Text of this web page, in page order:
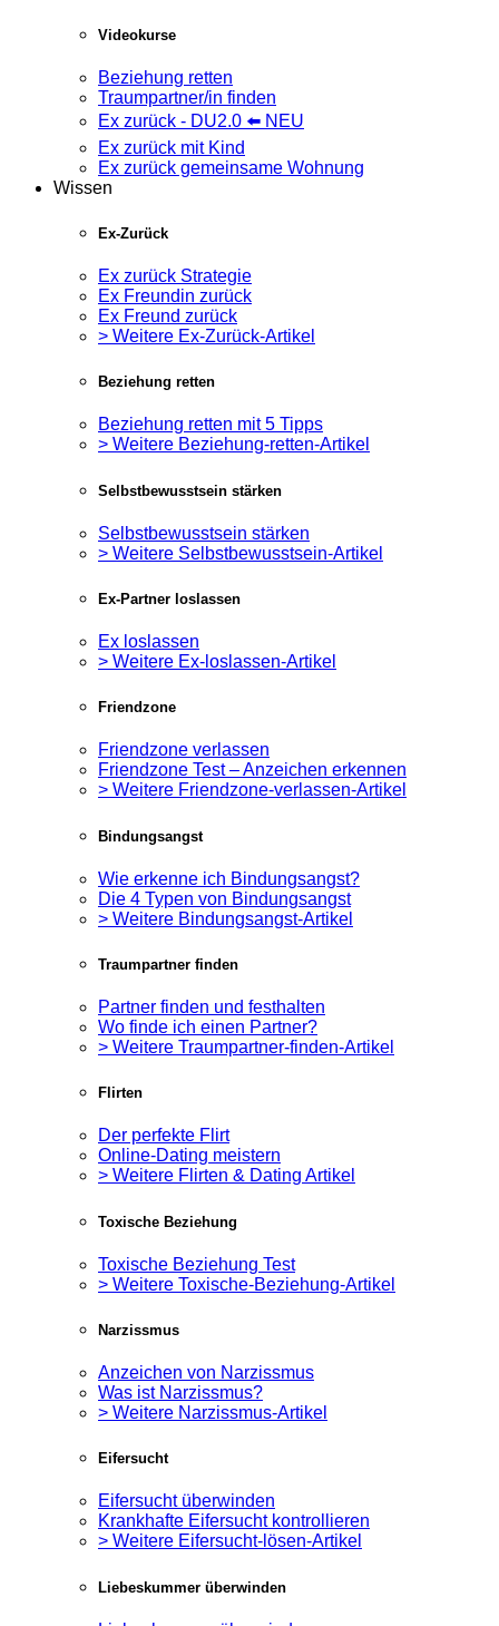
Videokurse
Beziehung retten
Traumpartner/in finden
Ex zurück - DU2.0 ⬅️ NEU
Ex zurück mit Kind
Ex zurück gemeinsame Wohnung
Wissen
Ex-Zurück
Ex zurück Strategie
Ex Freundin zurück
Ex Freund zurück
> Weitere Ex-Zurück-Artikel
Beziehung retten
Beziehung retten mit 5 Tipps
> Weitere Beziehung-retten-Artikel
Selbstbewusstsein stärken
Selbstbewusstsein stärken
> Weitere Selbstbewusstsein-Artikel
Ex-Partner loslassen
Ex loslassen
> Weitere Ex-loslassen-Artikel
Friendzone
Friendzone verlassen
Friendzone Test – Anzeichen erkennen
> Weitere Friendzone-verlassen-Artikel
Bindungsangst
Wie erkenne ich Bindungsangst?
Die 4 Typen von Bindungsangst
> Weitere Bindungsangst-Artikel
Traumpartner finden
Partner finden und festhalten
Wo finde ich einen Partner?
> Weitere Traumpartner-finden-Artikel
Flirten
Der perfekte Flirt
Online-Dating meistern
> Weitere Flirten & Dating Artikel
Toxische Beziehung
Toxische Beziehung Test
> Weitere Toxische-Beziehung-Artikel
Narzissmus
Anzeichen von Narzissmus
Was ist Narzissmus?
> Weitere Narzissmus-Artikel
Eifersucht
Eifersucht überwinden
Krankhafte Eifersucht kontrollieren
> Weitere Eifersucht-lösen-Artikel
Liebeskummer überwinden